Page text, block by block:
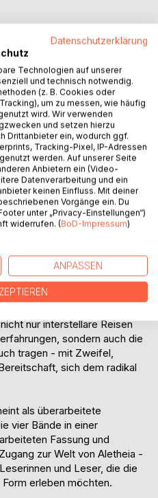
die vollständige
vielstimmigen
0 - Stimmen des
ins Ungewisse in Aletheia,
in Aletheia² Resonanz
Trajektorie.
Fiction mit
Bewusstsein,
nur interstellare Reisen
sondern auch die
tragen - mit Zweifel,
sich dem radikal
als überarbeitete
vier Bände in einer
Fassung und
zur Welt von Aletheia -
und Leser, die die
erleben möchten.
Datenschutzerklärung
Technologien auf unserer
und technisch notwendig.
(z. B. Cookies oder
um zu messen, wie häufig
wird. Wir verwenden
und setzen hierzu
Drittanbieter ein, wodurch ggf.
Tracking-Pixel, IP-Adressen
werden. Auf unserer Seite
Anbietern ein (Video-
Datenverarbeitung und ein
keinen Einfluss. Mit deiner
Vorgänge ein. Du
unter „Privacy-Einstellungen“)
widerrufen. (BoD-Impressum)
ANPASSEN